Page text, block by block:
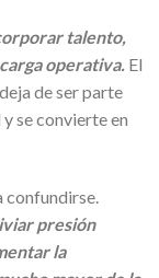
talento,
operativa. El
de ser parte
se convierte en
confundirse.
presión
la